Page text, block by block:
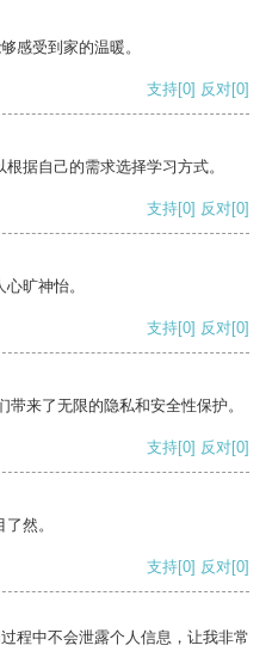
感受到家的温暖。
支持[0] 反对[0]
据自己的需求选择学习方式。
支持[0] 反对[0]
旷神怡。
支持[0] 反对[0]
来了无限的隐私和安全性保护。
支持[0] 反对[0]
然。
支持[0] 反对[0]
程中不会泄露个人信息，让我非常